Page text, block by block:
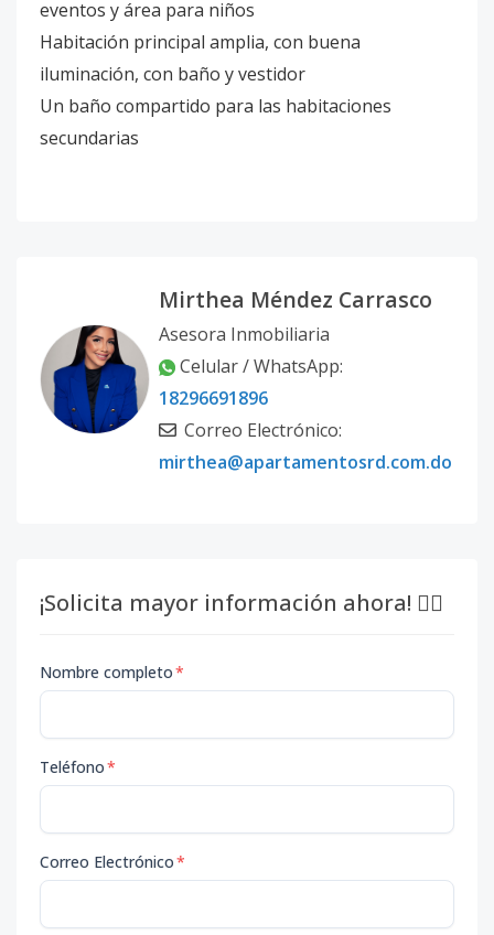
eventos y área para niños
Habitación principal amplia, con buena
iluminación, con baño y vestidor
Un baño compartido para las habitaciones
secundarias
Mirthea Méndez Carrasco
Asesora Inmobiliaria
Celular / WhatsApp:
18296691896
Correo Electrónico:
mirthea@apartamentosrd.com.do
¡Solicita mayor información ahora! 👇🏽
Nombre completo*
Teléfono*
Correo Electrónico*